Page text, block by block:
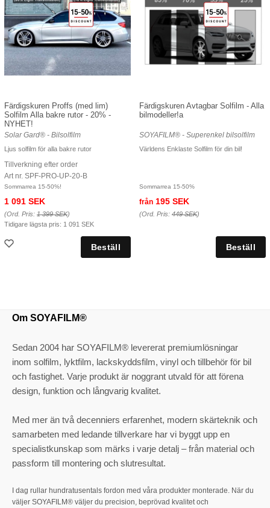
Färdigskuren Proffs (med lim)
Solfilm Alla bakre rutor - 20% -
NYHET!
Solar Gard® - Bilsolfilm
Ljus solfilm för alla bakre rutor
Tillverkning efter order
Art nr. SPF-PRO-UP-20-B
Sommarrea 15-50%!
1 091 SEK
(Ord. Pris: 1 399 SEK)
Tidigare lägsta pris: 1 091 SEK
Färdigskuren Avtagbar Solfilm - Alla
bilmodeller!a
SOYAFILM® - Superenkel bilsolfilm
Världens Enklaste Solfilm för din bil!
Sommarrea 15-50%
från 195 SEK
(Ord. Pris: 449 SEK)
Om SOYAFILM®
Sedan 2004 har SOYAFILM® levererat premiumlösningar
inom solfilm, lyktfilm, lackskyddsfilm, vinyl och tillbehör för bil
och fastighet. Varje produkt är noggrant utvald för att förena
design, funktion och långvarig kvalitet.
Med mer än två decenniers erfarenhet, modern skärteknik och
samarbeten med ledande tillverkare har vi byggt upp en
specialistkunskap som märks i varje detalj – från material och
passform till montering och slutresultat.
I dag rullar hundratusentals fordon med våra produkter monterade. När du
väljer SOYAFILM® väljer du precision, beprövad kvalitet och